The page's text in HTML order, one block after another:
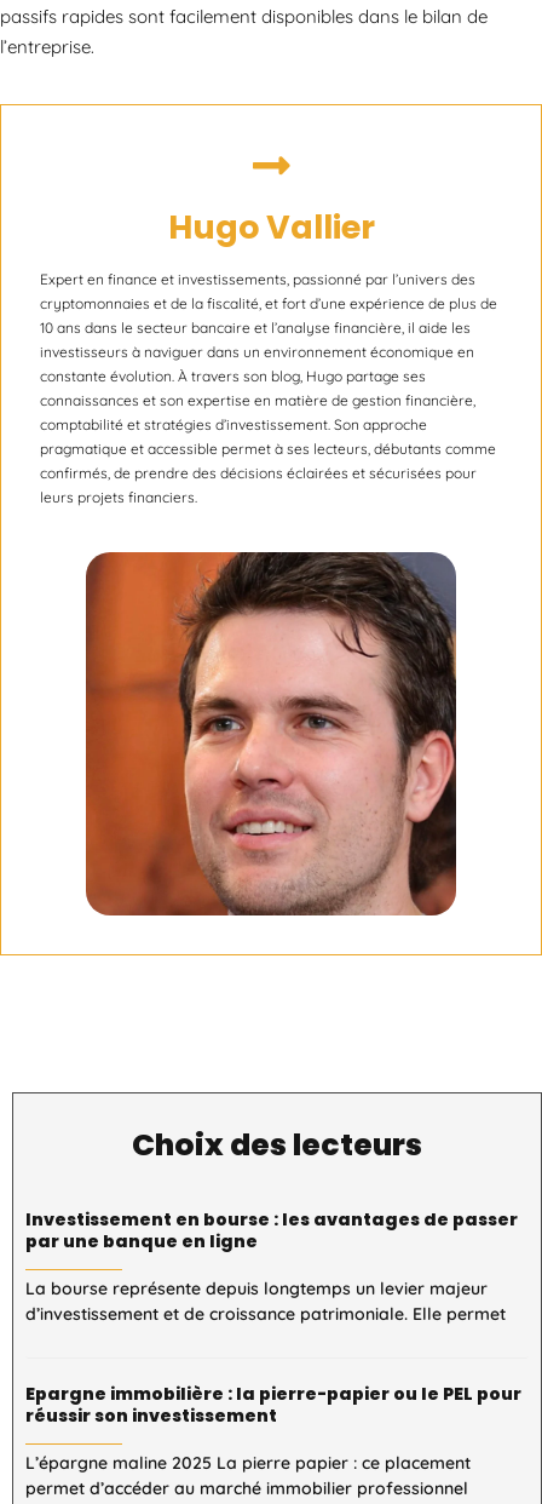
passifs rapides sont facilement disponibles dans le bilan de
l’entreprise.
Hugo Vallier
Expert en finance et investissements, passionné par l’univers des
cryptomonnaies et de la fiscalité, et fort d’une expérience de plus de
10 ans dans le secteur bancaire et l’analyse financière, il aide les
investisseurs à naviguer dans un environnement économique en
constante évolution. À travers son blog, Hugo partage ses
connaissances et son expertise en matière de gestion financière,
comptabilité et stratégies d’investissement. Son approche
pragmatique et accessible permet à ses lecteurs, débutants comme
confirmés, de prendre des décisions éclairées et sécurisées pour
leurs projets financiers.
Choix des lecteurs
Investissement en bourse : les avantages de passer
par une banque en ligne
La bourse représente depuis longtemps un levier majeur
d’investissement et de croissance patrimoniale. Elle permet
Epargne immobilière : la pierre-papier ou le PEL pour
réussir son investissement
L’épargne maline 2025 La pierre papier : ce placement
permet d’accéder au marché immobilier professionnel